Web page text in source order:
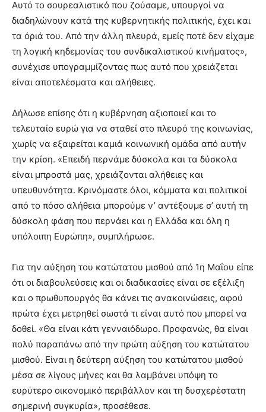
Αυτό το σουρεαλιστικό που ζούσαμε, υπουργοί να
διαδηλώνουν κατά της κυβερνητικής πολιτικής, έχει και
τα όριά του. Από την άλλη πλευρά, εμείς ποτέ δεν είχαμε
τη λογική κηδεμονίας του συνδικαλιστικού κινήματος»,
συνέχισε υπογραμμίζοντας πως αυτό που χρειάζεται
είναι αποτελέσματα και αλήθειες.
Δήλωσε επίσης ότι η κυβέρνηση αξιοποιεί και το
τελευταίο ευρώ για να σταθεί στο πλευρό της κοινωνίας,
χωρίς να εξαιρείται καμιά κοινωνική ομάδα από αυτήν
την κρίση. «Επειδή περνάμε δύσκολα και τα δύσκολα
είναι μπροστά μας, χρειάζονται αλήθειες και
υπευθυνότητα. Κρινόμαστε όλοι, κόμματα και πολιτικοί
από το πόσο αλήθεια μπορούμε ν’ αντέξουμε σ’ αυτή τη
δύσκολη φάση που περνάει και η Ελλάδα και όλη η
υπόλοιπη Ευρώπη», συμπλήρωσε.
Για την αύξηση του κατώτατου μισθού από 1η Μαΐου είπε
ότι οι διαβουλεύσεις και οι διαδικασίες είναι σε εξέλιξη
και ο πρωθυπουργός θα κάνει τις ανακοινώσεις, αφού
πρώτα έχει μετρηθεί σωστά τι είναι αυτό που μπορεί να
δοθεί. «Θα είναι κάτι γενναιόδωρο. Προφανώς, θα είναι
πολύ παραπάνω από την πρώτη αύξηση του κατώτατου
μισθού. Είναι η δεύτερη αύξηση του κατώτατου μισθού
μέσα σε λίγους μήνες και θα λαμβάνει υπόψη το
ευρύτερο οικονομικό περιβάλλον και τη δυσχερέστατη
σημερινή συγκυρία», προσέθεσε.